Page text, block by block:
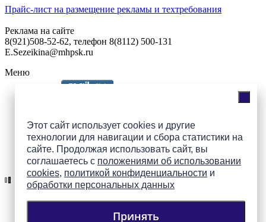
Этот сайт использует cookies и другие
технологии для навигации и сбора статистики на
сайте. Продолжая использовать сайт, вы
соглашаетесь с положениями об использовании
cookies, политикой конфиденциальности и
обработки персональных данных
Принять
Прайс-лист на размещение рекламы и техтребования
Реклама на сайте
8(921)508-52-62, телефон 8(8112) 500-131
E.Sezeikina@mhpsk.ru
Меню
Подпишись на группы
ПАИ в соцсетях!